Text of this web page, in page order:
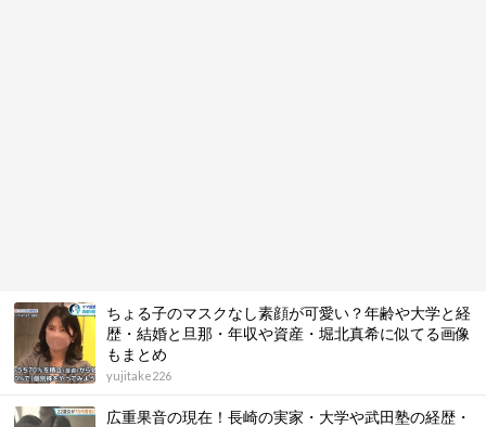
ちょる子のマスクなし素顔が可愛い？年齢や大学と経
歴・結婚と旦那・年収や資産・堀北真希に似てる画像
もまとめ
yujitake226
広重果音の現在！長崎の実家・大学や武田塾の経歴・